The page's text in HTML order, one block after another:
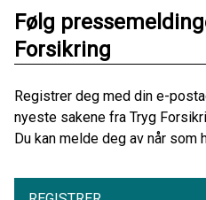
Følg
Forsikring
Registrer deg med din e-
nyeste sakene fra Tryg
Du kan melde deg av når som